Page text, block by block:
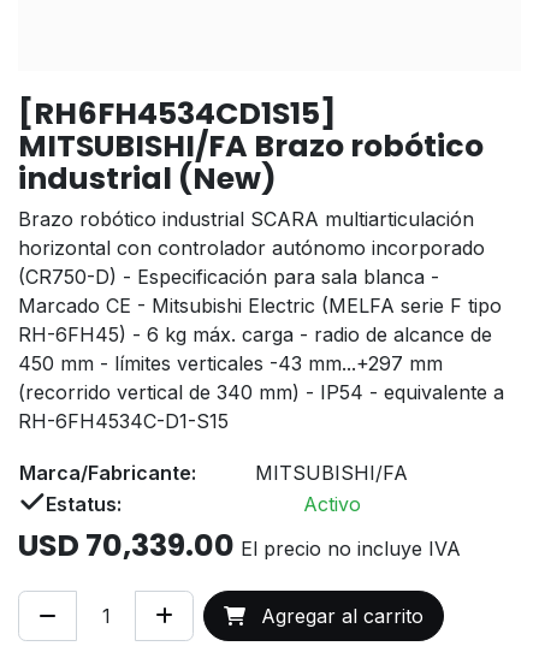
[RH6FH4534CD1S15]
MITSUBISHI/FA Brazo robótico
industrial (New)
Brazo robótico industrial SCARA multiarticulación
horizontal con controlador autónomo incorporado
(CR750-D) - Especificación para sala blanca -
Marcado CE - Mitsubishi Electric (MELFA serie F tipo
RH-6FH45) - 6 kg máx. carga - radio de alcance de
450 mm - límites verticales -43 mm...+297 mm
(recorrido vertical de 340 mm) - IP54 - equivalente a
RH-6FH4534C-D1-S15
Marca/Fabricante:
MITSUBISHI/FA
Estatus:
Activo
USD 70,339.00 El precio no incluye IVA
Agregar al carrito